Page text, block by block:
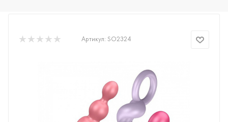
Артикул: SO2324